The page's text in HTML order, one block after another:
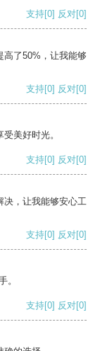
支持[0] 反对[0]
高了50%，让我能够
支持[0] 反对[0]
美好时光。
支持[0] 反对[0]
决，让我能够安心工
支持[0] 反对[0]
。
支持[0] 反对[0]